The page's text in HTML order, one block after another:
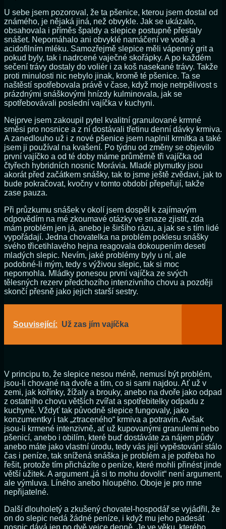
U sebe jsem pozoroval, že ta pšenice, kterou jsem dostal od
známého, je nějaká jiná, než obvykle. Jak se ukázalo,
obsahovala i příměs špaldy a slepice postupně přestaly
snášet. Nepomáhalo ani obvyklé namáčení ve vodě a
acidofilním mléku. Samozřejmě slepice měli vápenný grit a
pokud byly, tak i nadrcené vaječné skořápky. A po každém
sečení trávy dostaly do voliér i za koš nasekané trávy. Takže
proti minulosti nic nebylo jinak, kromě té pšenice. Ta se
naštěstí spotřebovala právě v čase, když moje netrpělivost s
prázdnými snáškovými hnízdy kulminovala, jak se
spotřebovávali poslední vajíčka v kuchyni.
Nejprve jsem zakoupil pytel kvalitní granulované krmné
směsi pro nosnice a z ní dostávali třetinu denní dávky krmiva.
A zanedlouho už i z nové pšenice jsem naplnil krmítka a také
jsem ji používal na kvašení. Po týdnu od změny se objevilo
první vajíčko a od té doby máme průměrně tři vajíčka od
čtyřech hybridních nosnic Morávia. Mladé plymutky jsou
akorát před začátkem snášky, tak to jsme ještě zvědavi, jak to
bude pokračovat, kvočny v tomto období přepeřují, takže
zase pauza.
Při průzkumu snášek v okolí jsem dospěl k zajímavým
odpovědím na mé zkoumavé otázky ve snaze zjistit, zda
mám problém jen já, anebo je širšího rázu, a jak se s tím lidé
vypořádají. Jedna chovatelka na problém poklesu snášky
svého třicetihlavého hejna reagovala dokoupením deseti
mladých slepic. Nevím, jaké problémy byly u ní, ale
podobné-li mým, tedy s výživou slepic, tak si moc
nepomohla. Mládky ponesou první vajíčka ze svých
tělesných rezerv předchozího intenzivního chovu a později
skončí přesně jako jejich starší sestry.
Související: Už zas jím vajíčka
V principu to, že slepice nesou méně, nemusí být problém,
jsou-li chované na dvoře a tím, co si sami najdou. Ať už v
zemi, jak kořínky, žížaly a brouky, anebo na dvoře jako odpad
z ostatního chovu větších zvířat a spotřebitelky odpadu z
kuchyně. Vždyť tak původně slepice fungovaly, jako
konzumentky i tak „ztraceného“ krmiva a potravin. Avšak
jsou-li krmené intenzivně, ať už kupovanými granulemi nebo
pšenicí, anebo i obilím, které buď dostáváte za nájem půdy
anebo máte jako vlastní úrodu, tedy vás její vypěstování stálo
čas i peníze, tak snížená snáška je problém a je potřeba ho
řešit, protože tím přicházíte o peníze, které mohli přinést jinde
větší užitek. A argument „já si to mohu dovolit“ není argument,
ale výmluva. Líného anebo hloupého. Oboje je pro mne
nepřijatelné.
Další dlouholetý a zkušený chovatel-hospodář se vyjádřil, že
on do slepic nedá žádné peníze, i když mu jeho padesát
nosnic dává jen po dvě vejce denně. Je ve věku, kterého